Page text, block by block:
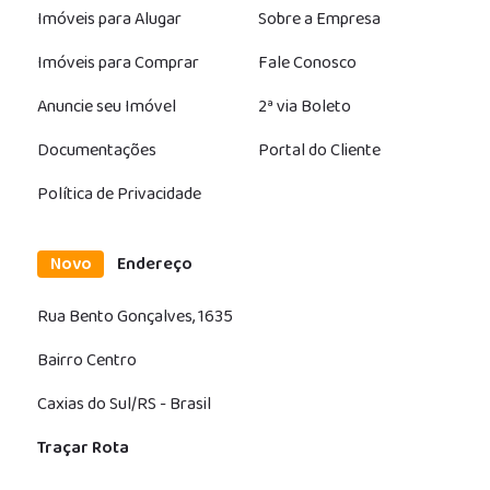
Imóveis para Alugar
Imóveis para Comprar
Anuncie seu Imóvel
Documentações
Política de Privacidade
Sobre a Empresa
Fale Conosco
2ª via Boleto
Portal do Cliente
Novo
Endereço
Rua Bento Gonçalves, 1635
Bairro Centro
Caxias do Sul/RS - Brasil
Traçar Rota